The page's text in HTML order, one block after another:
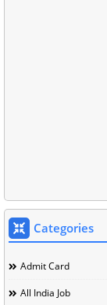
Categories
Admit Card
All India Job